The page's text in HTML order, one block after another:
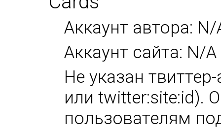
Аккаунт автора: N/
Аккаунт сайта: N/A
Не указан
или twitter:site:id).
пользователям